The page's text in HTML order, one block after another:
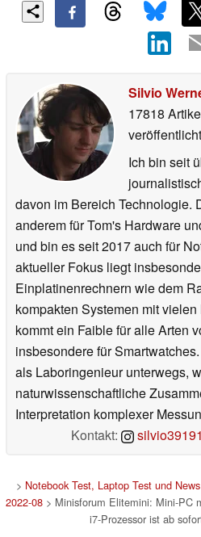
Silvio
17818
veröffentlicht
Ich bin seit
davon im Bereich Technologie.
anderem für Tom's Hardware
und bin es seit 2017 auch für
aktueller Fokus liegt
Einplatinenrechnern wie dem
kompakten Systemen mit
kommt ein Faible für alle Arten
insbesondere für
als Laboringenieur unterwegs,
naturwissenschaftliche
Interpretation komplexer
Kontakt:
silvio39191
> Notebook Test, Laptop Test und News
2022-08> Minisforum Elitemini: Mini-PC
i7-Prozessor ist ab